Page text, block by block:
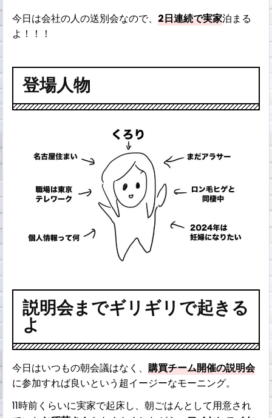
今日は会社の人の送別会なので、2日連続で実家泊まる
よ！！！
登場人物
説明会までギリギリで起きる
よ
今日はいつもの朝会議はなく、購買チーム開催の説明会
に参加すれば良いという超イージーなモーニング。
11時前くらいに実家で起床し、朝ごはんとして用意され